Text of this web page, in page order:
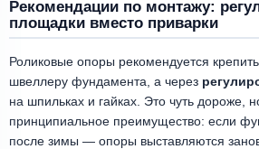
Рекомендации по монтажу:
площадки вместо приварки
Роликовые опоры рекомендуется
швеллеру фундамента, а через
на шпильках и гайках. Это чуть дороже,
принципиальное преимущество: если
после зимы — опоры выставляются